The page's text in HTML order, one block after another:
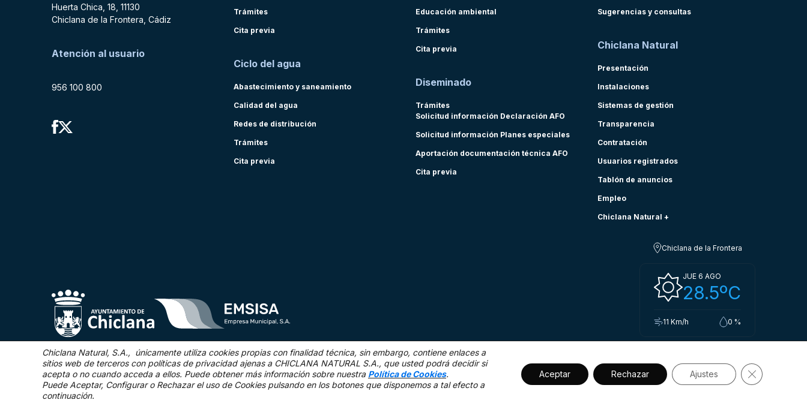
Huerta Chica, 18, 11130
Chiclana de la Frontera, Cádiz
Atención al usuario
956 100 800
Trámites
Cita previa
Ciclo del agua
Abastecimiento y saneamiento
Calidad del agua
Redes de distribución
Trámites
Cita previa
Educación ambiental
Trámites
Cita previa
Diseminado
Trámites
Solicitud información Declaración AFO
Solicitud información Planes especiales
Aportación documentación técnica AFO
Cita previa
Sugerencias y consultas
Chiclana Natural
Presentación
Instalaciones
Sistemas de gestión
Transparencia
Contratación
Usuarios registrados
Tablón de anuncios
Empleo
Chiclana Natural +
Chiclana de la Frontera
JUE 6 AGO
28.5ºC
11 Km/h 0 %
©2025 Chiclana Natural Mapa WebAccesibilidad Política de privacidad. Aviso legal Política de cookies
Chiclana Natural, S.A., únicamente utiliza cookies propias con finalidad técnica, sin embargo, contiene enlaces a
sitios web de terceros con políticas de privacidad ajenas a CHICLANA NATURAL S.A., que usted podrá decidir si
acepta o no cuando acceda a ellos. Puede obtener más información sobre nuestra Política de Cookies.
Puede Aceptar, Configurar o Rechazar el uso de Cookies pulsando en los botones que disponemos a tal efecto a
continuación.
Aceptar Rechazar Ajustes Cerrar el